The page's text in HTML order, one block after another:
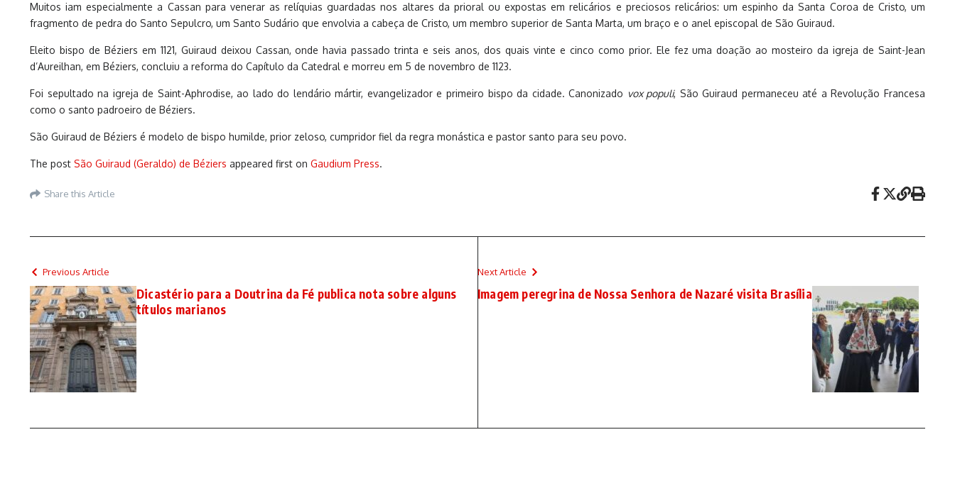
Muitos iam especialmente a Cassan para venerar as relíquias guardadas nos altares da prioral ou expostas em relicários e preciosos relicários: um espinho da Santa Coroa de Cristo, um
fragmento de pedra do Santo Sepulcro, um Santo Sudário que envolvia a cabeça de Cristo, um membro superior de Santa Marta, um braço e o anel episcopal de São Guiraud.
Eleito bispo de Béziers em 1121, Guiraud deixou Cassan, onde havia passado trinta e seis anos, dos quais vinte e cinco como prior. Ele fez uma doação ao mosteiro da igreja de Saint-Jean
d’Aureilhan, em Béziers, concluiu a reforma do Capítulo da Catedral e morreu em 5 de novembro de 1123.
Foi sepultado na igreja de Saint-Aphrodise, ao lado do lendário mártir, evangelizador e primeiro bispo da cidade. Canonizado vox populi, São Guiraud permaneceu até a Revolução Francesa
como o santo padroeiro de Béziers.
São Guiraud de Béziers é modelo de bispo humilde, prior zeloso, cumpridor fiel da regra monástica e pastor santo para seu povo.
The post São Guiraud (Geraldo) de Béziers appeared first on Gaudium Press.
Share this Article
Previous Article
Dicastério para a Doutrina da Fé publica nota sobre alguns
títulos marianos
Next Article
Imagem peregrina de Nossa Senhora de Nazaré visita Brasília